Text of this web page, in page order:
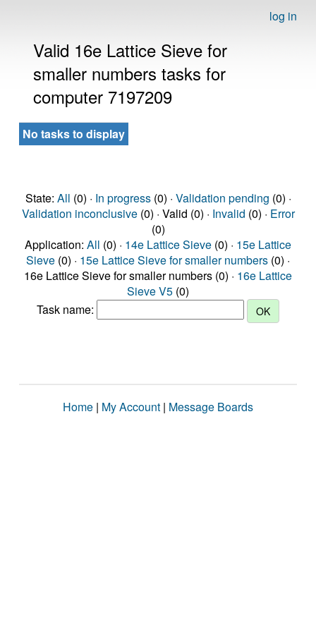
log in
Valid 16e Lattice Sieve for
smaller numbers tasks for
computer 7197209
No tasks to display
State: All (0) · In progress(0) · Validation pending (0) ·
Validation inconclusive(0) · Valid (0) · Invalid (0) · Error
(0)
Application: All (0) · 14e Lattice Sieve (0) · 15e Lattice
Sieve (0) · 15e Lattice Sieve for smaller numbers (0) ·
16e Lattice Sieve for smaller numbers (0) · 16e Lattice
Sieve V5 (0)
Task name:
Home | My Account | Message Boards